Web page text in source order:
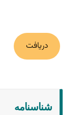
دریافت
شناسنامه‌